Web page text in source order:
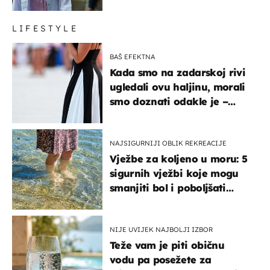
LIFESTYLE
BAŠ EFEKTNA
Kada smo na zadarskoj rivi
ugledali ovu haljinu, morali
smo doznati odakle je –
NAJSIGURNIJI OBLIK REKREACIJE
Vježbe za koljeno u moru: 5
sigurnih vježbi koje mogu
smanjiti bol i poboljšati
NIJE UVIJEK NAJBOLJI IZBOR
Teže vam je piti običnu
vodu pa posežete za